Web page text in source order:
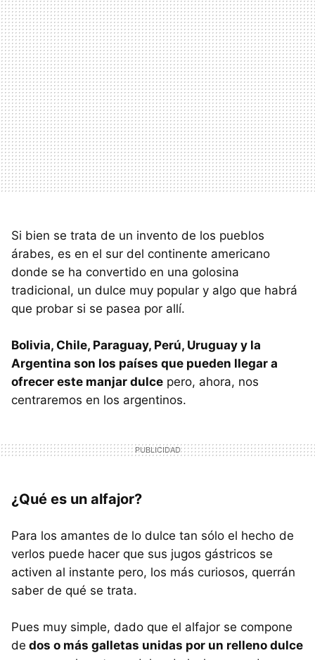
Si bien se trata de un invento de los pueblos
árabes, es en el sur del continente americano
donde se ha convertido en una golosina
tradicional, un dulce muy popular y algo que habrá
que probar si se pasea por allí.
Bolivia, Chile, Paraguay, Perú, Uruguay y la
Argentina son los países que pueden llegar a
ofrecer este manjar dulce pero, ahora, nos
centraremos en los argentinos.
¿Qué es un alfajor?
Para los amantes de lo dulce tan sólo el hecho de
verlos puede hacer que sus jugos gástricos se
activen al instante pero, los más curiosos, querrán
saber de qué se trata.
Pues muy simple, dado que el alfajor se compone
de dos o más galletas unidas por un relleno dulce